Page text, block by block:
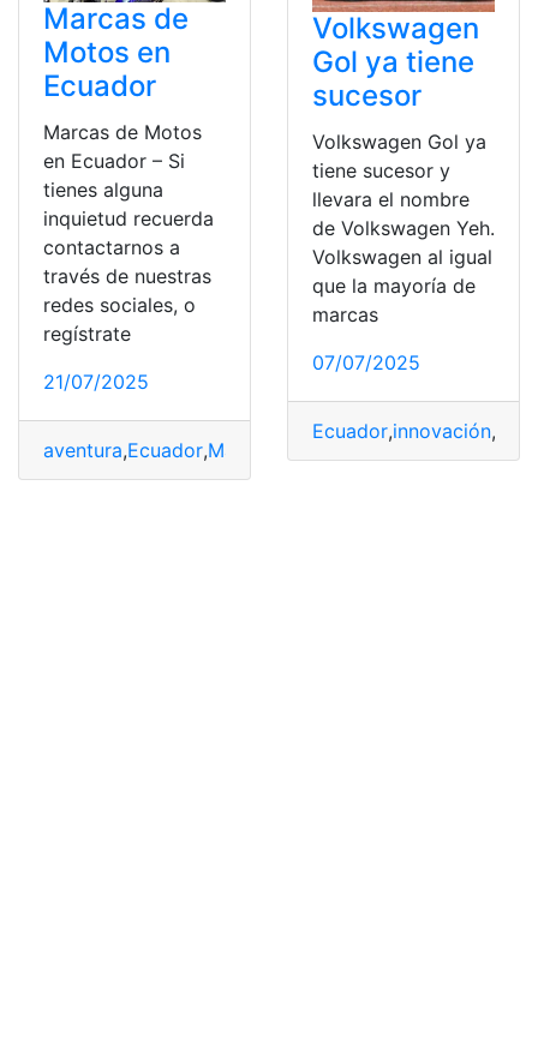
Marcas de
Motos en
Ecuador
Marcas de Motos
en Ecuador – Si
tienes alguna
inquietud recuerda
contactarnos a
través de nuestras
redes sociales, o
regístrate
21/07/2025
aventura,Ecuador,Marca
Volkswagen
Gol ya tiene
sucesor
Volkswagen Gol ya
tiene sucesor y
llevara el nombre
de Volkswagen Yeh.
Volkswagen al igual
que la mayoría de
marcas
07/07/2025
Ecuador,innovación,